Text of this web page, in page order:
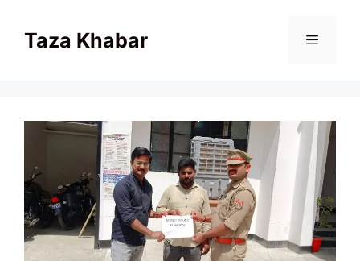
contentTaza Khabar